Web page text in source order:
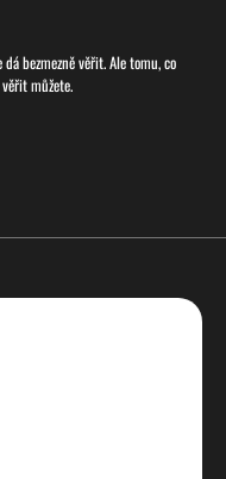
bezmezně věřit. Ale tomu, co
můžete.